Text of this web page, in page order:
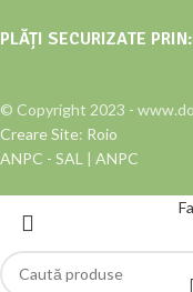
PLĂȚI SECURIZATE PRIN:
© Copyright 2023 -
Creare Site: Roio
ANPC - SAL | ANPC